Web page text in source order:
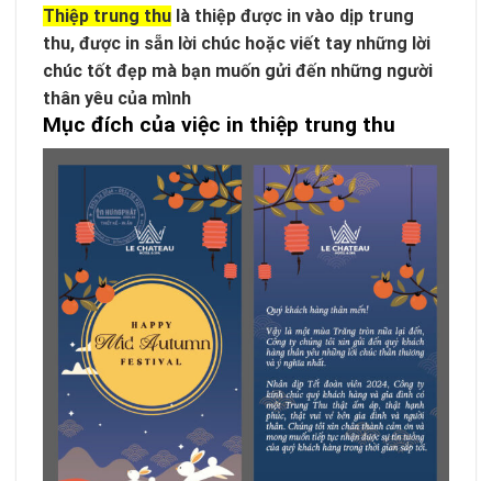
Thiệp trung thu là thiệp được in vào dịp trung
thu, được in sẵn lời chúc hoặc viết tay những lời
chúc tốt đẹp mà bạn muốn gửi đến những người
thân yêu của mình
Mục đích của việc in thiệp trung thu